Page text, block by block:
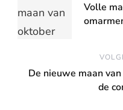
Volle
De nieuwe maan
de